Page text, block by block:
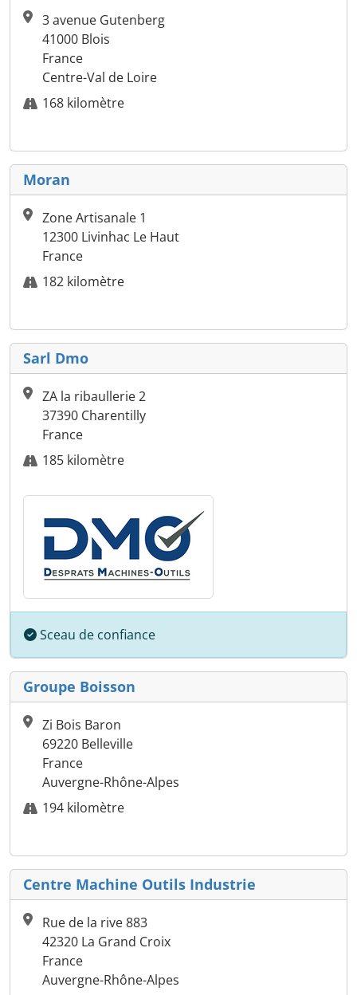
3 avenue Gutenberg
41000 Blois
France
Centre-Val de Loire
168 kilomètre
Moran
Zone Artisanale 1
12300 Livinhac Le Haut
France
182 kilomètre
Sarl Dmo
ZA la ribaullerie 2
37390 Charentilly
France
185 kilomètre
Sceau de confiance
Groupe Boisson
Zi Bois Baron
69220 Belleville
France
Auvergne-Rhône-Alpes
194 kilomètre
Centre Machine Outils Industrie
Rue de la rive 883
42320 La Grand Croix
France
Auvergne-Rhône-Alpes